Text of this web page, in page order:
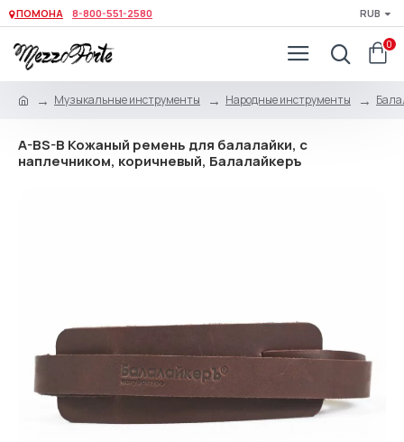
ПОМОНА 8-800-551-2580 RUB
0
Музыкальные инструменты Народные инструменты
A-BS-B Кожаный ремень для балалайки, с
наплечником, коричневый, Балалайкеръ